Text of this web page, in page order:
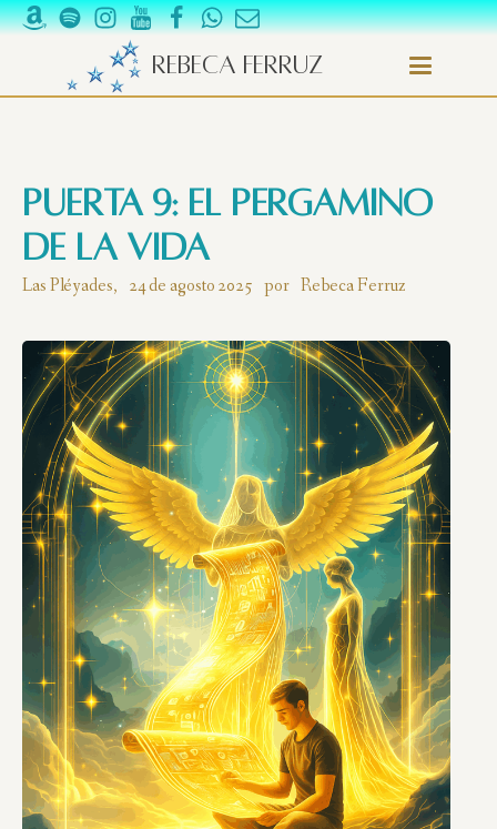
Rebeca Ferruz
Puerta 9: El Pergamino
de la Vida
Las Pléyades, 24 de agosto 2025 por Rebeca Ferruz